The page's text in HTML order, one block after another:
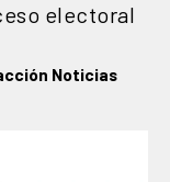
electoral
Noticias